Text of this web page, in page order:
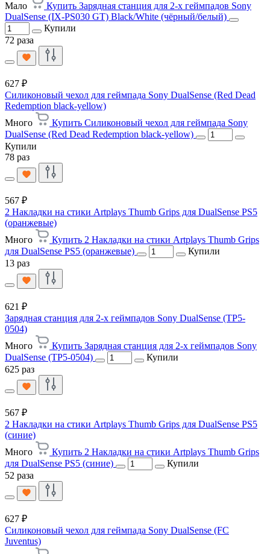
Мало
Купить Зарядная станция для 2-х геймпадов Sony
DualSense (IX-PS030 GT) Black/White (чёрный/белый)
Купили
72 раза
627 ₽
Силиконовый чехол для геймпада Sony DualSense (Red Dead
Redemption black-yellow)
Много
Купить Силиконовый чехол для геймпада Sony
DualSense (Red Dead Redemption black-yellow)
Купили
78 раз
567 ₽
2 Накладки на стики Artplays Thumb Grips для DualSense PS5
(оранжевые)
Много
Купить 2 Накладки на стики Artplays Thumb Grips
для DualSense PS5 (оранжевые)
Купили
13 раз
621 ₽
Зарядная станция для 2-х геймпадов Sony DualSense (TP5-
0504)
Много
Купить Зарядная станция для 2-х геймпадов Sony
DualSense (TP5-0504)
Купили
625 раз
567 ₽
2 Накладки на стики Artplays Thumb Grips для DualSense PS5
(синие)
Много
Купить 2 Накладки на стики Artplays Thumb Grips
для DualSense PS5 (синие)
Купили
52 раза
627 ₽
Силиконовый чехол для геймпада Sony DualSense (FC
Juventus)